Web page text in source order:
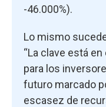
-46.000%).
Lo mismo
“La clave está
para los
futuro marcado
escasez de